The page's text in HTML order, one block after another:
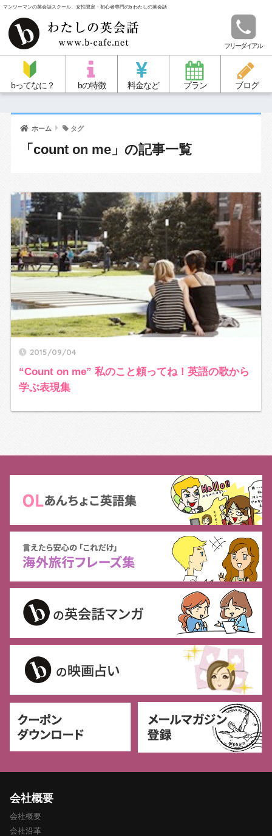
マンツーマンの英会話スクール、女性限定・初心者専門のb わたしの英会話
フリーダイアル
bってなに？ bの特徴 料金など プラン ブログ
ホーム タグ
「count on me」の記事一覧
2015/09/04
“Count on me” 私のこと頼ってね！英語の歌から
学ぶ表現集
会社概要
会社概要
会社沿革